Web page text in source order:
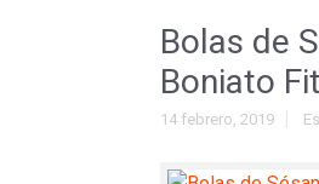
Bolas de
Boniato
14 febrero, 2019